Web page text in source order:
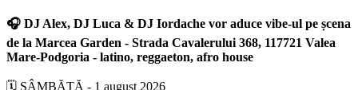
🎧 DJ Alex, DJ Luca & DJ Iordache vor aduce vibe-ul pe șcena
de la Marcea Garden - Strada Cavalerului 368, 117721 Valea
Mare-Podgoria - latino, reggaeton, afro house
🗓️ SÂMBĂTĂ - 1 august 2026